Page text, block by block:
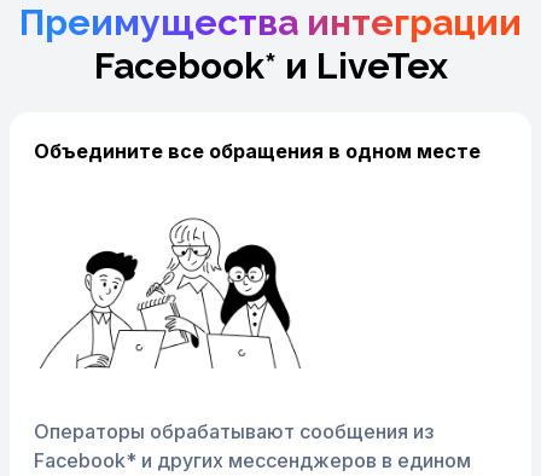
Преимущества интеграции
Facebook* и LiveTex
Объедините все обращения в одном месте
Операторы обрабатывают сообщения из
Facebook* и других мессенджеров в едином